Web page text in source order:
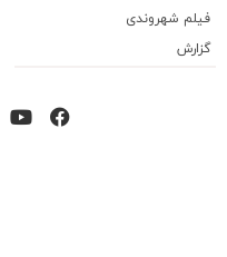
فیلم شهروندی
گزارش